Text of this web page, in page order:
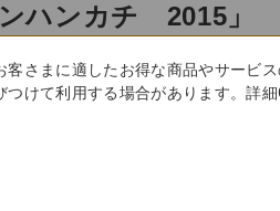
ハンカチ 2015」
客さまに適したお得な商品やサービ
つけて利用する場合があります。詳細